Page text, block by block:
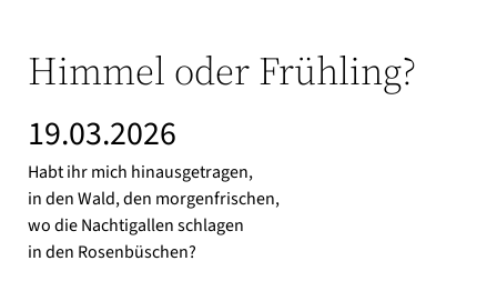
Himmel oder Frühling?
19.03.2026
Habt ihr mich hinausgetragen,
in den Wald, den morgenfrischen,
wo die Nachtigallen schlagen
in den Rosenbüschen?